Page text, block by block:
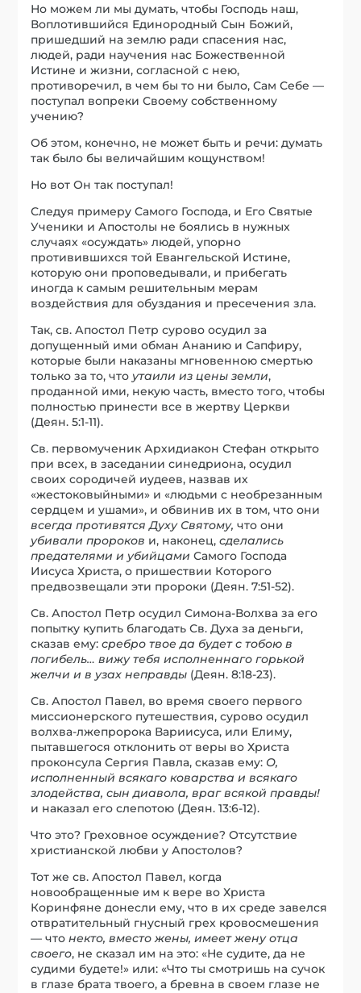
Но можем ли мы думать, чтобы Господь наш,
Воплотившийся Единородный Сын Божий,
пришедший на землю ради спасения нас,
людей, ради научения нас Божественной
Истине и жизни, согласной с нею,
противоречил, в чем бы то ни было, Сам Себе —
поступал вопреки Своему собственному
учению?
Об этом, конечно, не может быть и речи: думать
так было бы величайшим кощунством!
Но вот Он так поступал!
Следуя примеру Самого Господа, и Его Святые
Ученики и Апостолы не боялись в нужных
случаях «осуждать» людей, упорно
противившихся той Евангельской Истине,
которую они проповедывали, и прибегать
иногда к самым решительным мерам
воздействия для обуздания и пресечения зла.
Так, св. Апостол Петр сурово осудил за
допущенный ими обман Ананию и Сапфиру,
которые были наказаны мгновенною смертью
только за то, что утаили из цены земли,
проданной ими, некую часть, вместо того, чтобы
полностью принести все в жертву Церкви
(Деян. 5:1-11).
Св. первомученик Архидиакон Стефан открыто
при всех, в заседании синедриона, осудил
своих сородичей иудеев, назвав их
«жестоковыйными» и «людьми с необрезанным
сердцем и ушами», и обвинив их в том, что они
всегда противятся Духу Святому, что они
убивали пророков и, наконец,сделались
предателями и убийцами Самого Господа
Иисуса Христа, о пришествии Которого
предвозвещали эти пророки (Деян. 7:51-52).
Св. Апостол Петр осудил Симона-Волхва за его
попытку купить благодать Св. Духа за деньги,
сказав ему:сребро твое да будет с тобою в
погибель… вижу тебя исполненнаго горькой
желчи и в узах неправды (Деян. 8:18-23).
Св. Апостол Павел, во время своего первого
миссионерского путешествия, сурово осудил
волхва-лжепророка Вариисуса, или Елиму,
пытавшегося отклонить от веры во Христа
проконсула Сергия Павла, сказав ему: О,
исполненный всякаго коварства и всякаго
злодейства, сын диавола, враг всякой правды!
и наказал его слепотою (Деян. 13:6-12).
Что это? Греховное осуждение? Отсутствие
христианской любви у Апостолов?
Тот же св. Апостол Павел, когда
новообращенные им к вере во Христа
Коринфяне донесли ему, что в их среде завелся
отвратительный гнусный грех кровосмешения
— чтонекто, вместо жены, имеет жену отца
своего, не сказал им на это: «Не судите, да не
судими будете!» или: «Что ты смотришь на сучок
в глазе брата твоего, а бревна в своем глазе не